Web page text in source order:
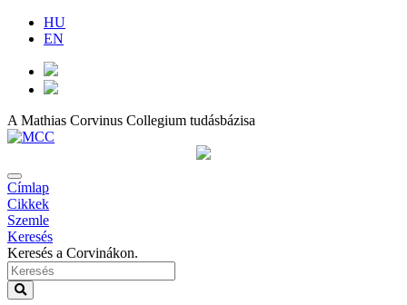
HU
EN
A Mathias Corvinus Collegium tudásbázisa
Címlap
Cikkek
Szemle
Keresés
Keresés a Corvinákon.